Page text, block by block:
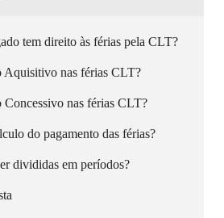
tem direito às férias pela CLT?
Aquisitivo nas férias CLT?
Concessivo nas férias CLT?
do pagamento das férias?
divididas em períodos?